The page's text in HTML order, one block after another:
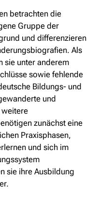
betrachten die
Gruppe der
und differenzieren
Als
sie unter anderem
sowie fehlende
Bildungs- und
und
zunächst eine
Praxisphasen,
und sich im
sie ihre Ausbildung